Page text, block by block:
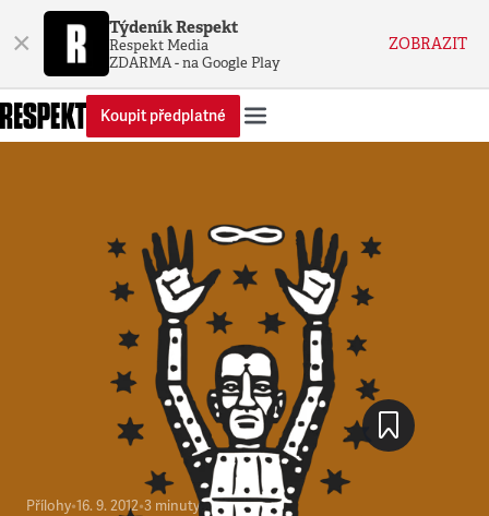
× Týdeník Respekt
Respekt Media
ZDARMA - na Google Play
ZOBRAZIT
Koupit předplatné
Přílohy•16. 9. 2012•3 minuty